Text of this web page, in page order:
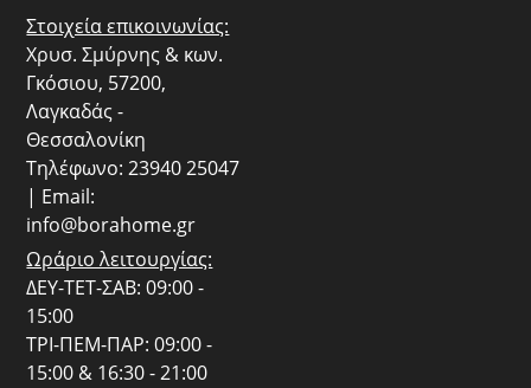
Στοιχεία επικοινωνίας:
Χρυσ. Σμύρνης & κων.
Γκόσιου, 57200,
Λαγκαδάς -
Θεσσαλονίκη
Τηλέφωνο: 23940 25047
| Email:
info@borahome.gr
Ωράριο λειτουργίας:
ΔΕΥ-ΤΕΤ-ΣΑΒ: 09:00 -
15:00
ΤΡΙ-ΠΕΜ-ΠΑΡ: 09:00 -
15:00 & 16:30 - 21:00